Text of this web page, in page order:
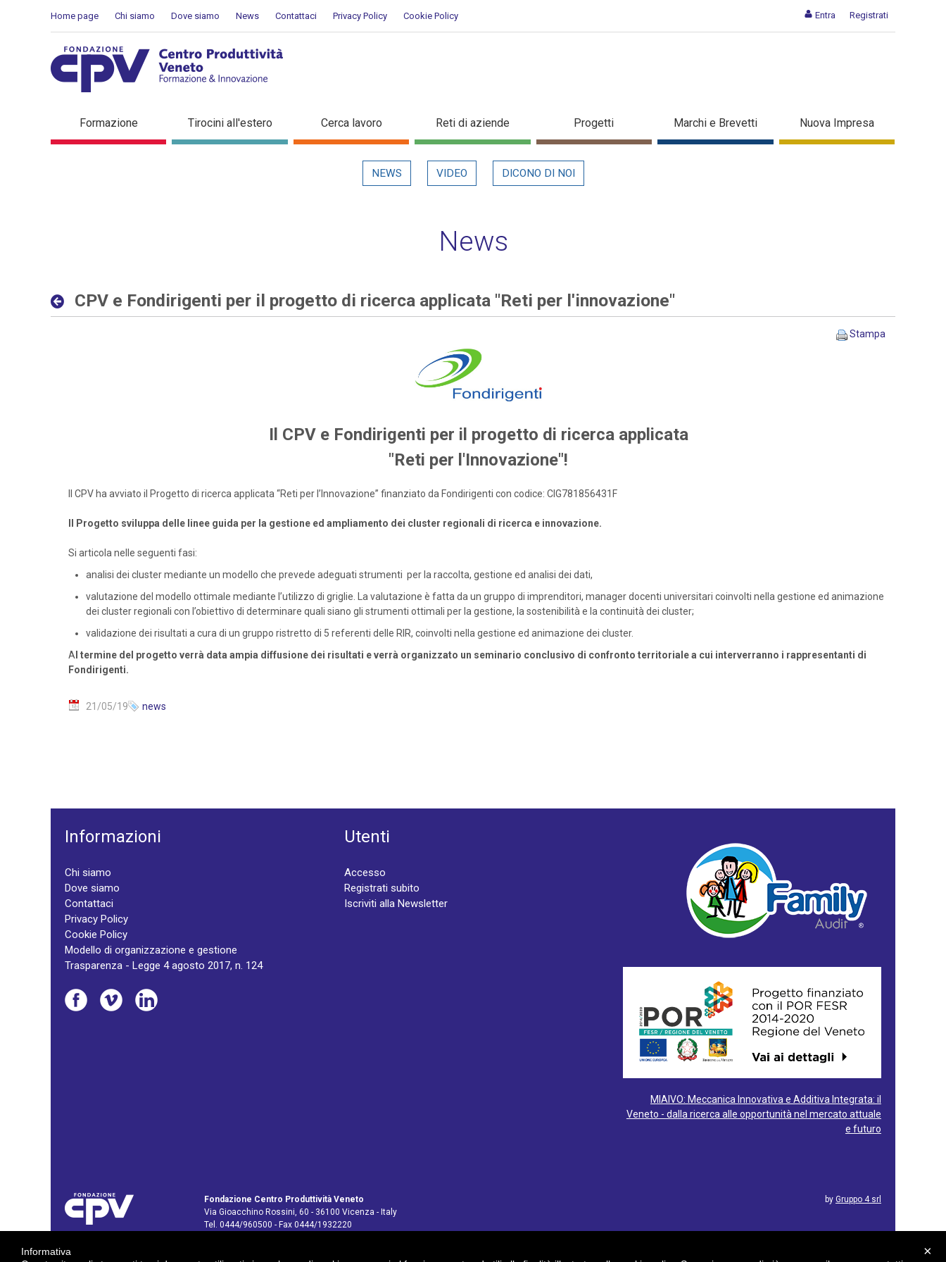
Entra Registrati
Home page Chi siamo Dove siamo News Contattaci Privacy Policy Cookie Policy
CPV e Fondirigenti per il progetto di ricerca applicata "Reti per l'innovazione" - Dettaglio
Formazione Tirocini all'estero Cerca lavoro Reti di aziende Progetti Marchi e Brevetti Nuova Impresa
NEWS VIDEO DICONO DI NOI
News
CPV e Fondirigenti per il progetto di ricerca applicata "Reti per l'innovazione"
Stampa
Il CPV e Fondirigenti per il progetto di ricerca applicata
"Reti per l'Innovazione"!
Il CPV ha avviato il Progetto di ricerca applicata “Reti per l’Innovazione” finanziato da Fondirigenti con codice: CIG781856431F
Il Progetto sviluppa delle linee guida per la gestione ed ampliamento dei cluster regionali di ricerca e innovazione.
Si articola nelle seguenti fasi:
analisi dei cluster mediante un modello che prevede adeguati strumenti per la raccolta, gestione ed analisi dei dati,
valutazione del modello ottimale mediante l’utilizzo di griglie. La valutazione è fatta da un gruppo di imprenditori, manager docenti universitari coinvolti nella gestione ed animazione
dei cluster regionali con l’obiettivo di determinare quali siano gli strumenti ottimali per la gestione, la sostenibilità e la continuità dei cluster;
validazione dei risultati a cura di un gruppo ristretto di 5 referenti delle RIR, coinvolti nella gestione ed animazione dei cluster.
A l termine del progetto verrà data ampia diffusione dei risultati e verrà organizzato un seminario conclusivo di confronto territoriale a cui interverranno i rappresentanti di
Fondirigenti.
21/05/19 news
Informazioni
Chi siamo
Dove siamo
Contattaci
Privacy Policy
Cookie Policy
Modello di organizzazione e gestione
Trasparenza - Legge 4 agosto 2017, n. 124
Utenti
Accesso
Registrati subito
Iscriviti alla Newsletter
MIAIVO: Meccanica Innovativa e Additiva Integrata: il
Veneto - dalla ricerca alle opportunità nel mercato attuale
e futuro
Fondazione Centro Produttività Veneto
Via Gioacchino Rossini, 60 - 36100 Vicenza - Italy
Tel. 0444/960500 - Fax 0444/1932220
by Gruppo 4 srl
×
Informativa